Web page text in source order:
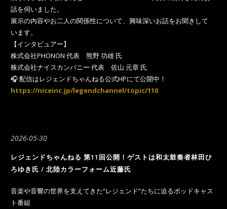
話を伺いました。
展示の内容やお二人の関係性について、興味深いお話をお聞きして
います。
【インタビュアー】
株式会社PHONON 代表 熊野 功雄 氏
株式会社ナイスカンパニー 代表 佐山 元章 氏
🎧 配信はレジェンドちゃんねる公式HPにて公開中！
https://niceinc.jp/legendchannel/topic/110
2026-05-30
レジェンドちゃんねる 第11回公開！ゲストは和太鼓奏者林田ひ
ろゆき氏 / 北陸カラーフォーム近藤氏
音楽や音響の世界を支えてきた“レジェンド”たちに迫るポッドキャス
ト番組